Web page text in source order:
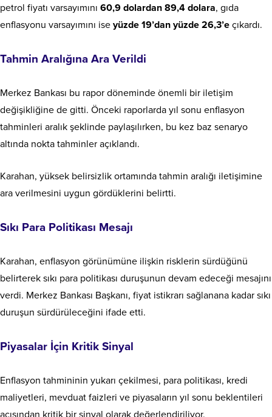
petrol fiyatı varsayımını 60,9 dolardan 89,4 dolara, gıda
enflasyonu varsayımını ise yüzde 19’dan yüzde 26,3’e çıkardı.
Tahmin Aralığına Ara Verildi
Merkez Bankası bu rapor döneminde önemli bir iletişim
değişikliğine de gitti. Önceki raporlarda yıl sonu enflasyon
tahminleri aralık şeklinde paylaşılırken, bu kez baz senaryo
altında nokta tahminler açıklandı.
Karahan, yüksek belirsizlik ortamında tahmin aralığı iletişimine
ara verilmesini uygun gördüklerini belirtti.
Sıkı Para Politikası Mesajı
Karahan, enflasyon görünümüne ilişkin risklerin sürdüğünü
belirterek sıkı para politikası duruşunun devam edeceği mesajını
verdi. Merkez Bankası Başkanı, fiyat istikrarı sağlanana kadar sıkı
duruşun sürdürüleceğini ifade etti.
Piyasalar İçin Kritik Sinyal
Enflasyon tahmininin yukarı çekilmesi, para politikası, kredi
maliyetleri, mevduat faizleri ve piyasaların yıl sonu beklentileri
açısından kritik bir sinyal olarak değerlendiriliyor.